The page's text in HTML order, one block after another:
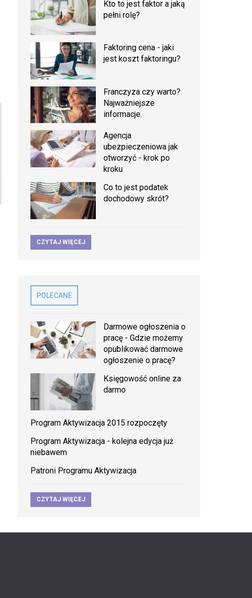
Kto to jest faktor a jaką
pełni rolę?
Faktoring cena - jaki
jest koszt faktoringu?
Franczyza czy warto?
Najważniejsze
informacje.
Agencja
ubezpieczeniowa jak
otworzyć - krok po
kroku
Co to jest podatek
dochodowy skrót?
CZYTAJ WIĘCEJ
POLECANE
Darmowe ogłoszenia o
pracę - Gdzie możemy
opublikować darmowe
ogłoszenie o pracę?
Księgowość online za
darmo
Program Aktywizacja 2015 rozpoczęty
Program Aktywizacja - kolejna edycja już
niebawem
Patroni Programu Aktywizacja
CZYTAJ WIĘCEJ